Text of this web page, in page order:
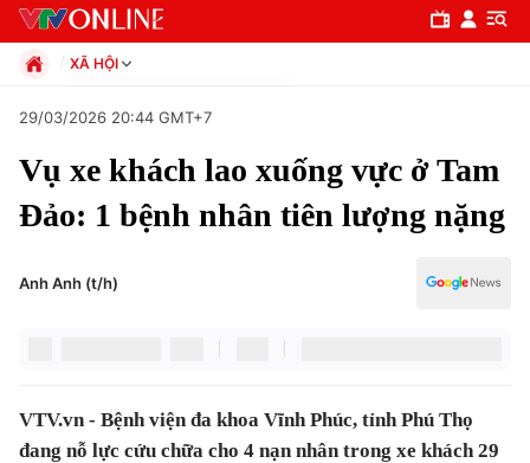
Chuyên mục
Chính trị
Y tế
XÃ HỘI
Xã hội
Pháp luật
Thể thao
Văn hóa - Giải trí
Giáo dục
29/03/2026 20:44 GMT+7
Vụ xe khách lao xuống vực ở Tam
Đảo: 1 bệnh nhân tiên lượng nặng
Anh Anh (t/h)
VTV.vn - Bệnh viện đa khoa Vĩnh Phúc, tỉnh Phú Thọ
đang nỗ lực cứu chữa cho 4 nạn nhân trong xe khách 29